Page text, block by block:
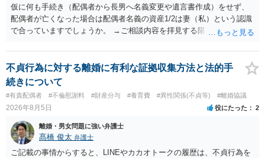
仮に何も手続き（配偶者から長男へ名義変更や遺言書作成）をせず、
配偶者が亡くなった場合は配偶者名義の資産1/2は妻（私）という認識
で合っていますでしょうか。 →ご相談内容を拝見する限りでは、その
完全に所有する場合は、他の相続人に対して自宅の評価額の１/２の代
償金の支払いが必要になります。
不貞行為に対する離婚に有利な証拠収集方法と法的手
続きについて
#有責配偶者 #不倫慰謝料 #財産分与 #養育費 #異性関係(不貞等) #離婚協議
2026年8月5日 役にたった 2
離婚・男女問題に強い弁護士
髙橋 俊太 弁護士
ご記載の事情からすると、LINEやカカオトークの履歴は、不貞行為を